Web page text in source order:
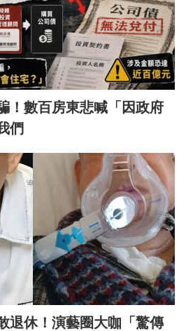
！數百房東悲喊「因政府
們
退休！演藝圈大咖「驚傳